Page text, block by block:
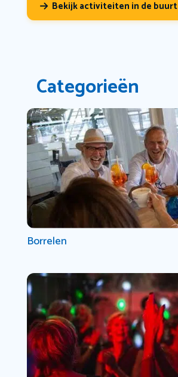
Bekijk activiteiten in de buurt
Categorieën
Borrelen